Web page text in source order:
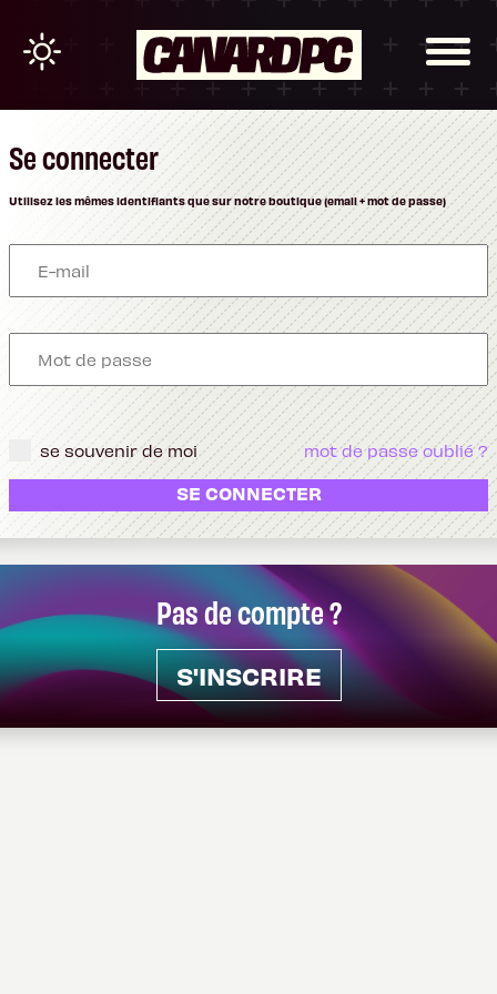
Pas de compte ?
S'INSCRIRE
Se connecter
Utilisez les mêmes identifiants que sur notre boutique (email + mot de passe)
se souvenir de moi mot de passe oublié ?
SE CONNECTER